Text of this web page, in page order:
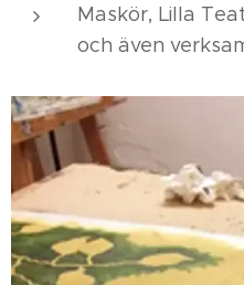
Maskör, Lilla
och även